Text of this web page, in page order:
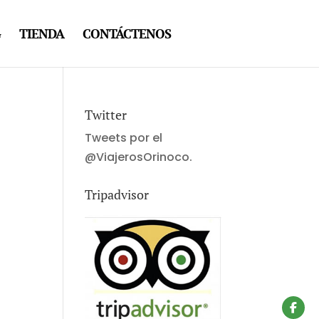
TIENDA CONTÁCTENOS
Twitter
Tweets por el
@ViajerosOrinoco.
Tripadvisor